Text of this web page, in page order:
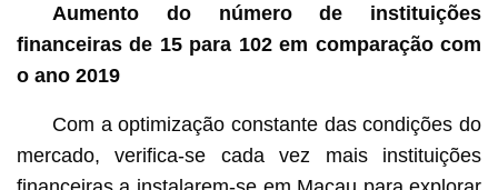
Aumento do número de instituições
financeiras de 15 para 102 em comparação com
o ano 2019
Com a optimização constante das condições do
mercado, verifica-se cada vez mais instituições